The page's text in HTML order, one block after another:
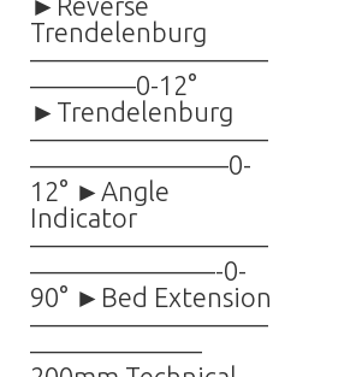
Trendelenburg
—————————
————0-12°
►Trendelenburg
—————————
———————–0-
12° ►Angle
Indicator
—————————
———————-0-
90° ►Bed Extension
—————————
——————–